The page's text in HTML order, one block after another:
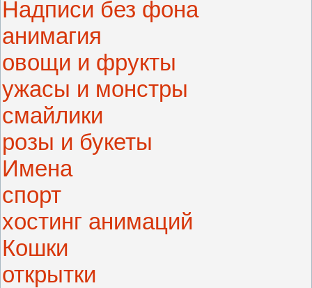
Надписи без фона
анимагия
овощи и фрукты
ужасы и монстры
смайлики
розы и букеты
Имена
спорт
хостинг анимаций
Кошки
открытки